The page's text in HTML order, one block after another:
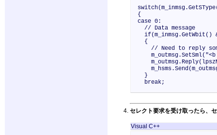
{
case 0:
// Data message
if(m_inmsg.GetWbit()
{
// Need to reply
}
break;
セレクト要求を受け取ったら、
Visual C++